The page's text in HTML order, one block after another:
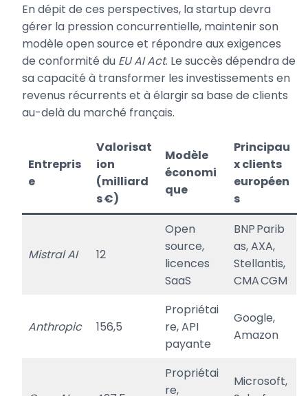
En dépit de ces perspectives, la startup devra
gérer la pression concurrentielle, maintenir son
modèle open source et répondre aux exigences
de conformité du EU AI Act. Le succès dépendra de
sa capacité à transformer les investissements en
revenus récurrents et à élargir sa base de clients
au-delà du marché français.
Entrepris
e
Valorisat
ion
(milliard
s €)
Modèle
économi
que
Principau
x clients
européen
s
Mistral AI 12
Open
source,
licences
SaaS
BNP Parib
as, AXA,
Stellantis,
CMA CGM
Anthropic 156,5
Propriétai
re, API
payante
Google,
Amazon
Propriétai
re,
Microsoft,